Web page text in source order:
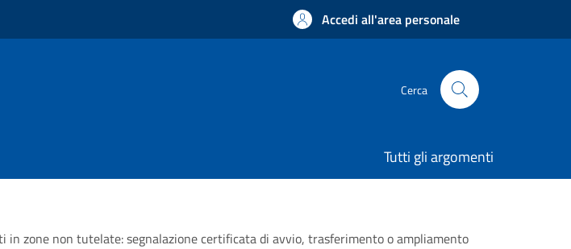
Accedi all'area personale
Cerca
Tutti gli argomenti
zone non tutelate: segnalazione certificata di avvio, trasferimento o ampliamento